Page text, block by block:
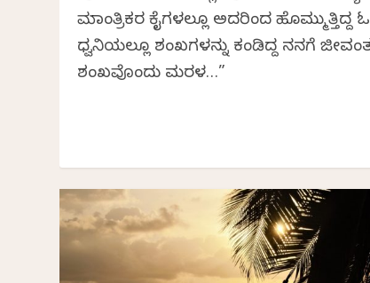
ಮಾಂತ್ರಿಕರ ಕೈಗಳಲ್ಲೂ ಅದರಿಂದ ಹೊಮ್ಮುತ್ತಿದ್ದ
ಧ್ವನಿಯಲ್ಲೂ ಶಂಖಗಳನ್ನು ಕಂಡಿದ್ದ ನನಗೆ
ಶಂಖವೊಂದು ಮರಳ…”